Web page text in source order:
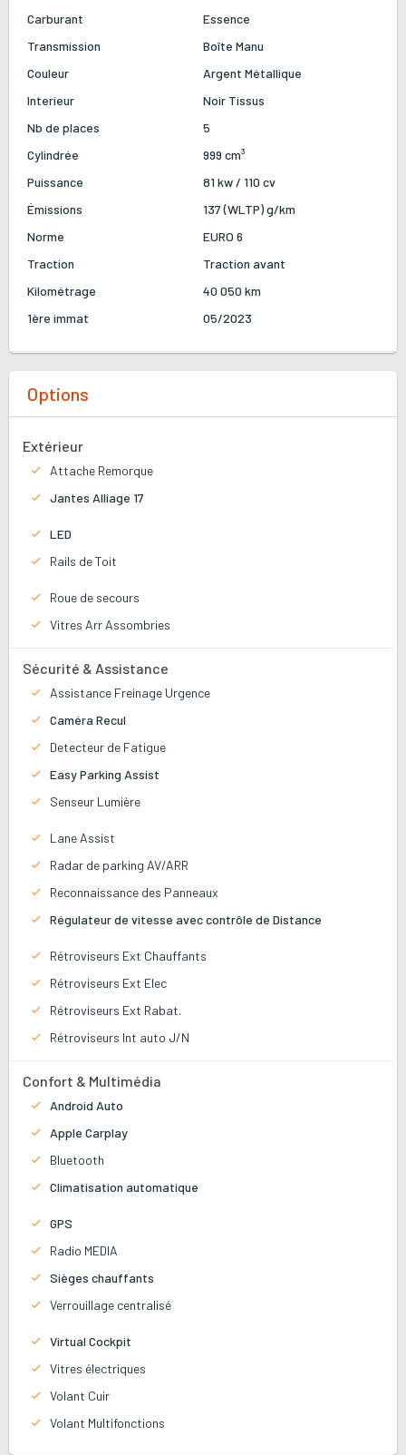
Carburant
Essence
Transmission
Boîte Manu
Couleur
Argent Métallique
Interieur
Noir Tissus
Nb de places
5
Cylindrée
999 cm³
Puissance
81 kw / 110 cv
Émissions
137 (WLTP) g/km
Norme
EURO 6
Traction
Traction avant
Kilométrage
40 050 km
1ère immat
05/2023
Options
Extérieur
Attache Remorque
Jantes Alliage 17
LED
Rails de Toit
Roue de secours
Vitres Arr Assombries
Sécurité & Assistance
Assistance Freinage Urgence
Caméra Recul
Detecteur de Fatigue
Easy Parking Assist
Senseur Lumière
Lane Assist
Radar de parking AV/ARR
Reconnaissance des Panneaux
Régulateur de vitesse avec contrôle de Distance
Rétroviseurs Ext Chauffants
Rétroviseurs Ext Elec
Rétroviseurs Ext Rabat.
Rétroviseurs Int auto J/N
Confort & Multimédia
Android Auto
Apple Carplay
Bluetooth
Climatisation automatique
GPS
Radio MEDIA
Sièges chauffants
Verrouillage centralisé
Virtual Cockpit
Vitres électriques
Volant Cuir
Volant Multifonctions